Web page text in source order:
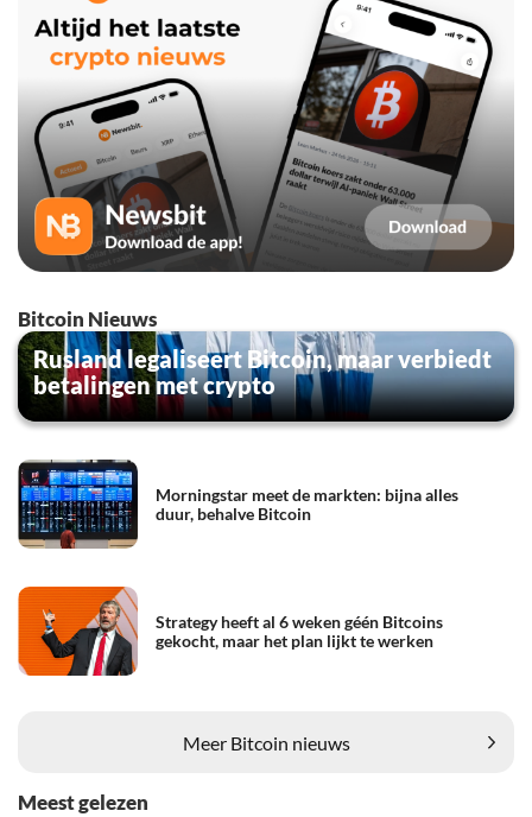
Bitcoin Nieuws
Rusland legaliseert Bitcoin, maar verbiedt
betalingen met crypto
Morningstar meet de markten: bijna alles
duur, behalve Bitcoin
Strategy heeft al 6 weken géén Bitcoins
gekocht, maar het plan lijkt te werken
Meer Bitcoin nieuws
Meest gelezen